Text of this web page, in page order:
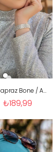
Siyah Abiye Tül Çapraz Bone / Abiye Üstüne kullanılabilir
₺189,99